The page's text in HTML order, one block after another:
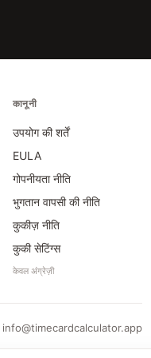
कानूनी
उपयोग की शर्तें
EULA
गोपनीयता नीति
भुगतान वापसी की नीति
कुकीज़ नीति
कुकी सेटिंग्स
केवल अंग्रेज़ी
info@timecardcalculator.app